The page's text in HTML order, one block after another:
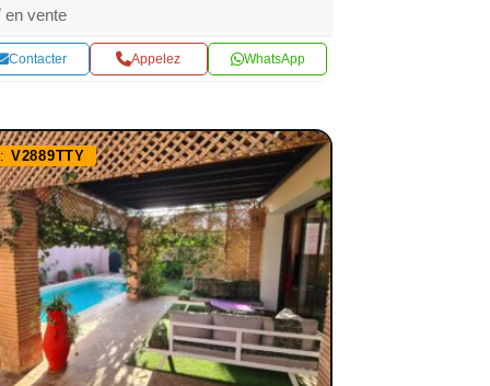
en vente
Contacter Appelez WhatsApp
V2889TTY